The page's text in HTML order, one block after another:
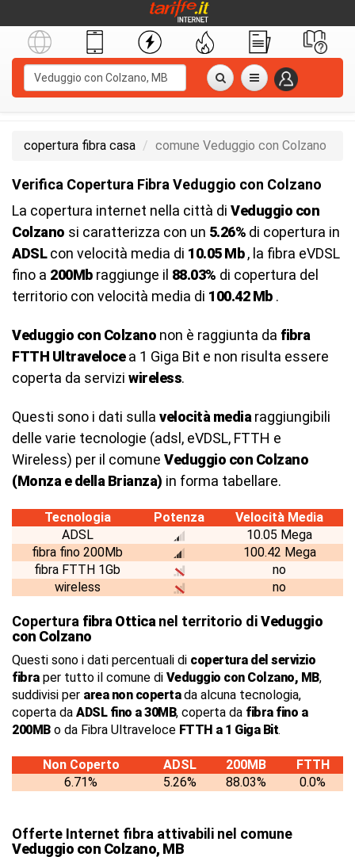
copertura fibra casa comune Veduggio con Colzano
Verifica Copertura Fibra Veduggio con Colzano
La copertura internet nella città di Veduggio con
Colzano si caratterizza con un 5.26% di copertura in
ADSLcon velocità media di 10.05 Mb, la fibra eVDSL
fino a 200Mbraggiunge il 88.03% di copertura del
territorio con velocità media di 100.42 Mb.
Veduggio con Colzano non è raggiunta da fibra
FTTH Ultravelocea 1 Giga Bit e non risulta essere
coperta da servizi wireless.
Questi sono i dati sulla velocità media raggiungibili
delle varie tecnologie (adsl, eVDSL, FTTH e
Wireless) per il comune Veduggio con Colzano
(Monza e della Brianza) in forma tabellare.
Tecnologia Potenza
Velocità Media
ADSL
10.05 Mega
fibra fino 200Mb
100.42 Mega
fibra FTTH 1Gb
no
wireless
no
Copertura fibra Ottica nel territorio diVeduggio
con Colzano
Questi sono i dati percentuali di copertura del servizio
fibraper tutto il comune di Veduggio con Colzano, MB,
suddivisi per area non copertada alcuna tecnologia,
coperta da ADSL fino a 30MB, coperta da fibra fino a
200MBo da Fibra Ultraveloce FTTH a 1 Giga Bit.
Non Coperto ADSL 200MB
FTTH
6.71%
5.26% 88.03% 0.0%
Offerte Internet fibra attivabili nel comune
Veduggio con Colzano, MB